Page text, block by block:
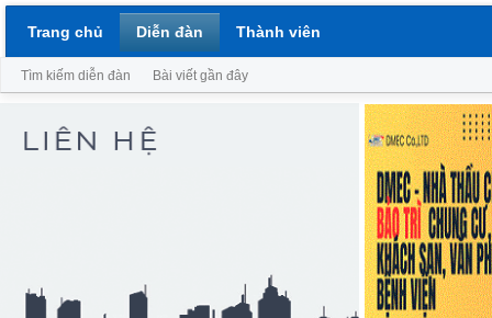
Trang chủ Diễn đàn
Tìm kiếm diễn đàn Bài viết gần đây
Thành viên